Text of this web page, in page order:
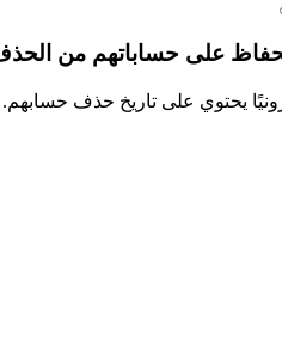
على حساباتهم من
يحتوي على تاريخ حذف